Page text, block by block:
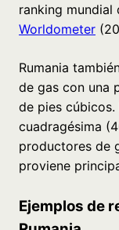
ranking mundial
Worldometer
Rumania
de gas con una
de pies cúbicos.
cuadragésima
productores de
proviene
Ejemplos de